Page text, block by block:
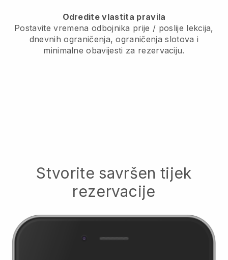
Odredite vlastita pravila
Postavite vremena odbojnika prije / poslije lekcija,
dnevnih ograničenja, ograničenja slotova i
minimalne obavijesti za rezervaciju.
Stvorite savršen tijek
rezervacije